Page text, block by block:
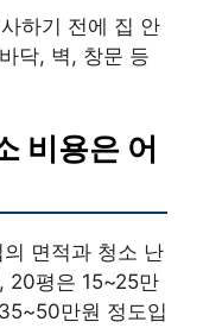
하기 전에 집 안
닥, 벽, 창문 등
비용은 어
면적과 청소 난
20평은 15~25만
만원 정도입